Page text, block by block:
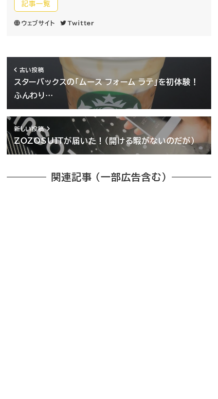
記事一覧
ウェブサイト Twitter
古い投稿
スターバックスの「ムース フォーム ラテ」を初体験！
ふんわり…
新しい投稿
ZOZOSUITが届いた！(開ける暇がないのだが)
関連記事 （一部広告含む）